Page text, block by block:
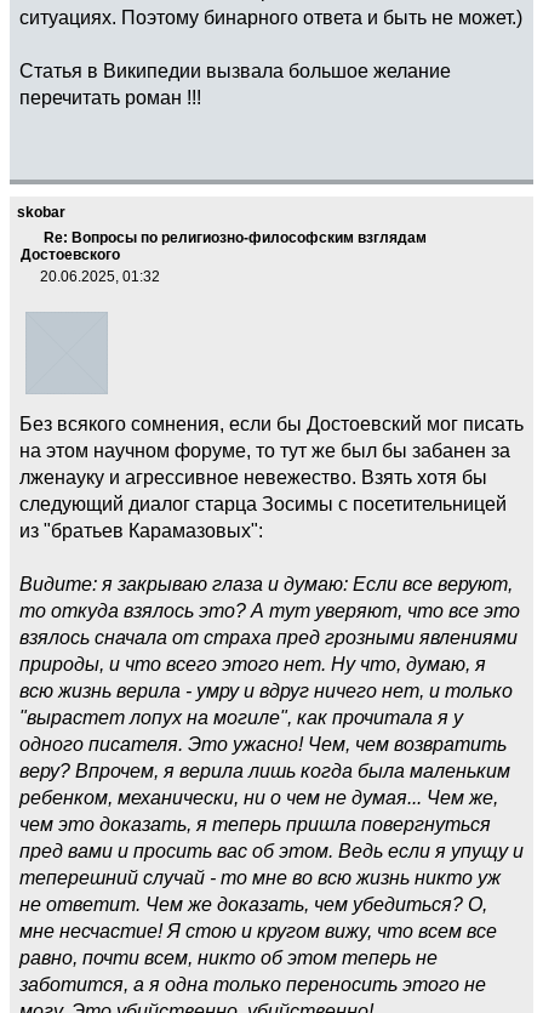
ситуациях. Поэтому бинарного ответа и быть не может.)
Статья в Википедии вызвала большое желание
перечитать роман !!!
skobar
Re: Вопросы по религиозно-философским взглядам
Достоевского
20.06.2025, 01:32
Без всякого сомнения, если бы Достоевский мог писать
на этом научном форуме, то тут же был бы забанен за
лженауку и агрессивное невежество. Взять хотя бы
следующий диалог старца Зосимы с посетительницей
из "братьев Карамазовых":
Видите: я закрываю глаза и думаю: Если все веруют,
то откуда взялось это? А тут уверяют, что все это
взялось сначала от страха пред грозными явлениями
природы, и что всего этого нет. Ну что, думаю, я
всю жизнь верила - умру и вдруг ничего нет, и только
"вырастет лопух на могиле", как прочитала я у
одного писателя. Это ужасно! Чем, чем возвратить
веру? Впрочем, я верила лишь когда была маленьким
ребенком, механически, ни о чем не думая... Чем же,
чем это доказать, я теперь пришла повергнуться
пред вами и просить вас об этом. Ведь если я упущу и
теперешний случай - то мне во всю жизнь никто уж
не ответит. Чем же доказать, чем убедиться? О,
мне несчастие! Я стою и кругом вижу, что всем все
равно, почти всем, никто об этом теперь не
заботится, а я одна только переносить этого не